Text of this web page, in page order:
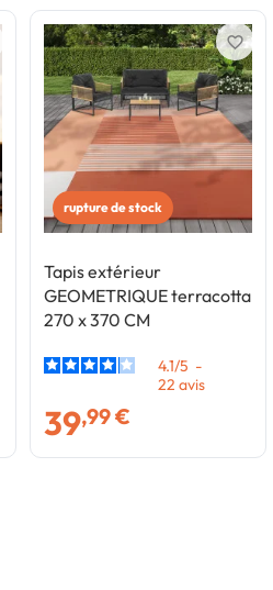
rupture de stock
Tapis extérieur
GEOMETRIQUE terracotta
270 x 370 CM
4.1/5 -
22 avis
39,99 €
favorite_border